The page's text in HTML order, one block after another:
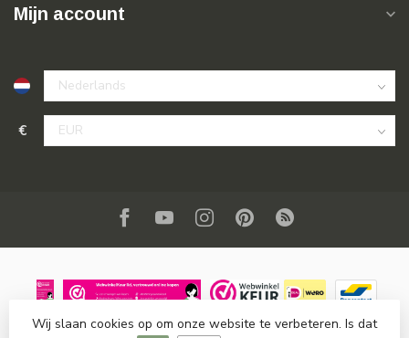
Mijn account
€
© Copyright 2026 SuperSoldi- Powered byLightspeed-
Wij slaan cookies op om onze website te verbeteren. Is dat